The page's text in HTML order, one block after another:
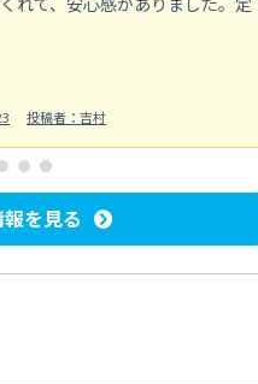
投稿者：吉村
を見る